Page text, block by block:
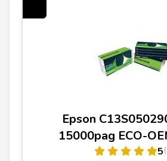
Epson
15000pag ECO-
5